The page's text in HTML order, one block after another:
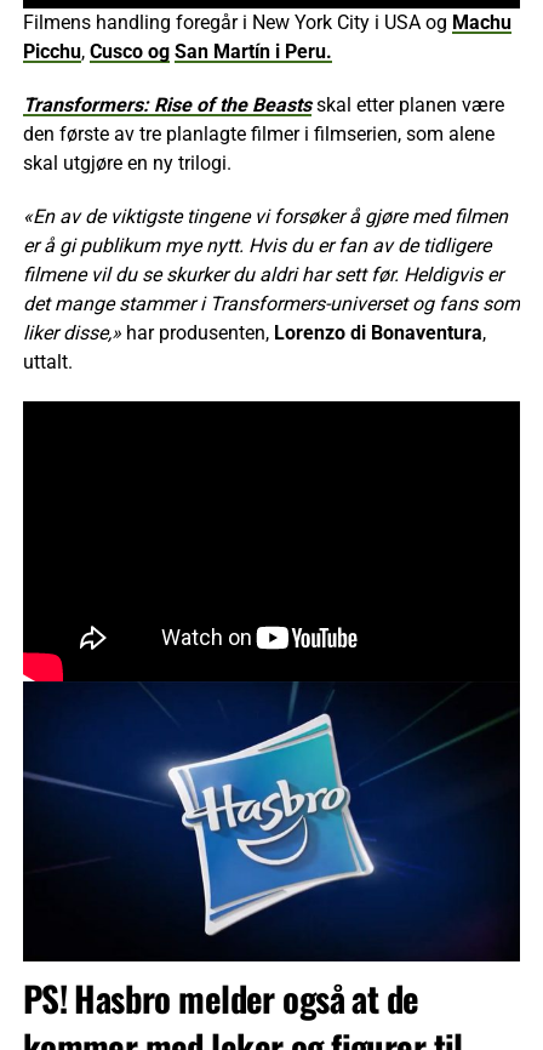
Filmens handling foregår i New York City i USA og Machu
Picchu, Cusco og San Martín i Peru.
Transformers: Rise of the Beastsskal etter planen være
den første av tre planlagte filmer i filmserien, som alene
skal utgjøre en ny trilogi.
«En av de viktigste tingene vi forsøker å gjøre med filmen
er å gi publikum mye nytt. Hvis du er fan av de tidligere
filmene vil du se skurker du aldri har sett før. Heldigvis er
det mange stammer i Transformers-universet og fans som
liker disse,»har produsenten, Lorenzo di Bonaventura,
uttalt.
PS! Hasbro melder også at de